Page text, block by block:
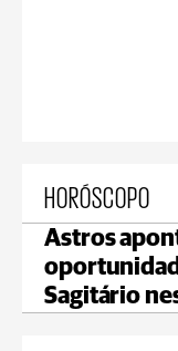
HORÓSCOPO
Astros
Sagitário